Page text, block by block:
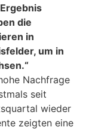
die
in
um in
Nachfrage
seit
wieder
zeigten eine